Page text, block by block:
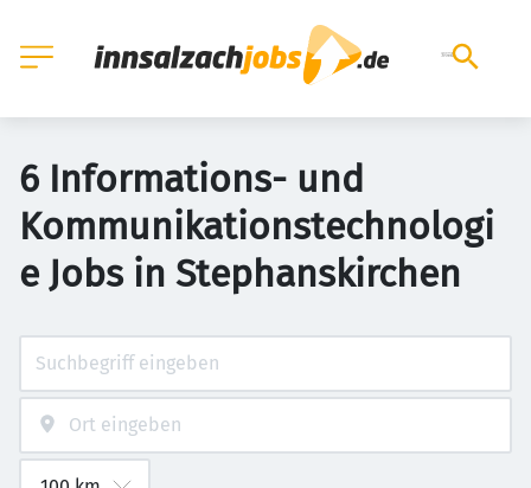
6 Informations- und
Kommunikationstechnologi
e Jobs in Stephanskirchen